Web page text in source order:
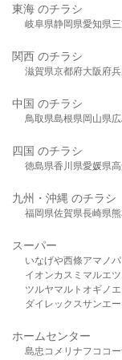
東海 のチラシ
岐阜県静岡県愛知県
関西 のチラシ
滋賀県京都府大阪府
中国 のチラシ
鳥取県島根県岡山県
四国 のチラシ
徳島県香川県愛媛県
九州・沖縄 のチラシ
福岡県佐賀県長崎県
スーパー
いなげや西條アマノ
イオンカスミ マルエツ
ツルヤマルト オギノ
ダイレックスサンエー
ホームセンター
島忠 コメリ ナフコ コ